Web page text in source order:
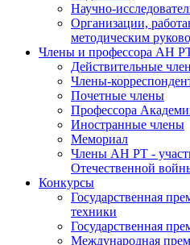
Научно-
Организации,
методическим
Члены и профессора АН
Действительные
Члены-
Почетные члены
Профессора
Иностранные члены
Мемориал
Члены АН РТ -
Отечественной
Конкурсы
Государственная
техники
Государственная
Международная